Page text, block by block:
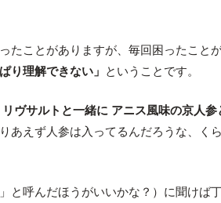
たことがありますが、毎回困ったこと
り理解できない」 ということです。
ヴサルトと一緒に アニス風味の京人参
あえず人参は入ってるんだろうな、く
と呼んだほうがいいかな？）に聞けば